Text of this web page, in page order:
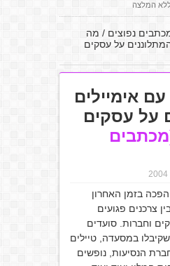
המלצה
נפוצים / מה
על עסקים
אימיילים
על עסקים
בזמן האחרון
צרכנים פגועים
וחברות. סועדים
במסעדה, טיילים
הנסיעות, נופשים